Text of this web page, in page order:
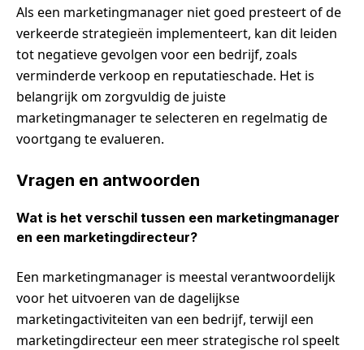
Als een marketingmanager niet goed presteert of de
verkeerde strategieën implementeert, kan dit leiden
tot negatieve gevolgen voor een bedrijf, zoals
verminderde verkoop en reputatieschade. Het is
belangrijk om zorgvuldig de juiste
marketingmanager te selecteren en regelmatig de
voortgang te evalueren.
Vragen en antwoorden
Wat is het verschil tussen een marketingmanager
en een marketingdirecteur?
Een marketingmanager is meestal verantwoordelijk
voor het uitvoeren van de dagelijkse
marketingactiviteiten van een bedrijf, terwijl een
marketingdirecteur een meer strategische rol speelt